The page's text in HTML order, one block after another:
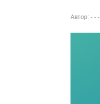
Автор: - - -